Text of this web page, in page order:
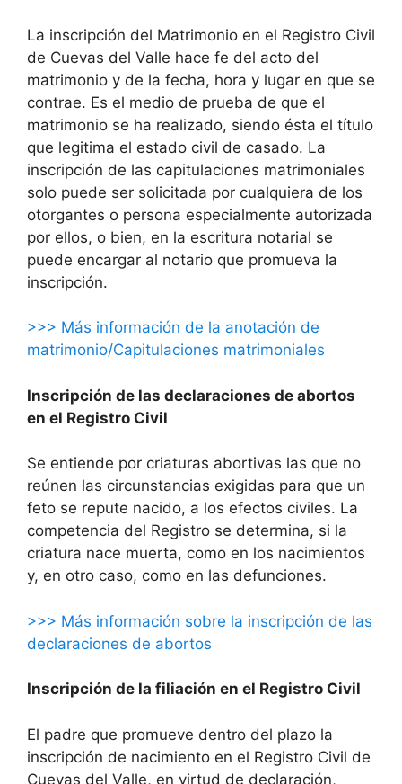
La inscripción del Matrimonio en el Registro Civil
de Cuevas del Valle hace fe del acto del
matrimonio y de la fecha, hora y lugar en que se
contrae. Es el medio de prueba de que el
matrimonio se ha realizado, siendo ésta el título
que legitima el estado civil de casado. La
inscripción de las capitulaciones matrimoniales
solo puede ser solicitada por cualquiera de los
otorgantes o persona especialmente autorizada
por ellos, o bien, en la escritura notarial se
puede encargar al notario que promueva la
inscripción.
>>> Más información de la anotación de
matrimonio/Capitulaciones matrimoniales
Inscripción de las declaraciones de abortos
en el Registro Civil
Se entiende por criaturas abortivas las que no
reúnen las circunstancias exigidas para que un
feto se repute nacido, a los efectos civiles. La
competencia del Registro se determina, si la
criatura nace muerta, como en los nacimientos
y, en otro caso, como en las defunciones.
>>> Más información sobre la inscripción de las
declaraciones de abortos
Inscripción de la filiación en el Registro Civil
El padre que promueve dentro del plazo la
inscripción de nacimiento en el Registro Civil de
Cuevas del Valle, en virtud de declaración,